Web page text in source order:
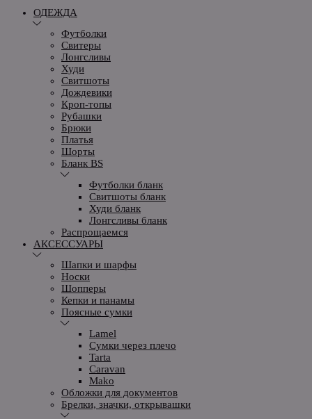
ОДЕЖДА
Футболки
Свитеры
Лонгсливы
Худи
Свитшоты
Дождевики
Кроп-топы
Рубашки
Брюки
Платья
Шорты
Бланк BS
Футболки бланк
Свитшоты бланк
Худи бланк
Лонгсливы бланк
Распрощаемся
АКСЕССУАРЫ
Шапки и шарфы
Носки
Шопперы
Кепки и панамы
Поясные сумки
Lamel
Сумки через плечо
Tarta
Caravan
Mako
Обложки для документов
Брелки, значки, открывашки